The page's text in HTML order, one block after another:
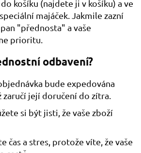
košíku (najdete ji v košíku) a ve
majáček. Jakmile zazní
"přednosta" a vaše
prioritu.
odbavení?
bude expedována
zaručí její doručení do zítra.
si být jisti, že vaše zboží
čas a stres, protože víte, že vaše